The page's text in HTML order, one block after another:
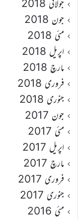
جولائی 2018
جون 2018
مئی 2018
اپریل 2018
مارچ 2018
فروری 2018
جنوری 2018
جون 2017
مئی 2017
اپریل 2017
مارچ 2017
فروری 2017
جنوری 2017
مئی 2016